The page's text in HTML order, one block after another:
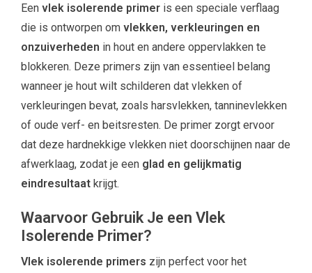
Een vlek isolerende primer is een speciale verflaag
die is ontworpen om vlekken, verkleuringen en
onzuiverheden in hout en andere oppervlakken te
blokkeren. Deze primers zijn van essentieel belang
wanneer je hout wilt schilderen dat vlekken of
verkleuringen bevat, zoals harsvlekken, tanninevlekken
of oude verf- en beitsresten. De primer zorgt ervoor
dat deze hardnekkige vlekken niet doorschijnen naar de
afwerklaag, zodat je een glad en gelijkmatig
eindresultaat krijgt.
Waarvoor Gebruik Je een Vlek
Isolerende Primer?
Vlek isolerende primers zijn perfect voor het